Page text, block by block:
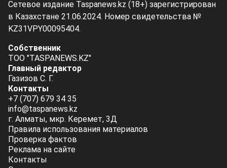
Сетевое издание Taspanews.kz (18+) зарегистрирован
в Казахстане 21.06.2024. Номер свидетельства №
KZ31VPY00095404.
Собственник
ТОО "TASPANEWS.KZ"
Главный редактор
Газизов С. Г.
Контакты
+7 (707) 679 34 35
info@taspanews.kz
г. Алматы, мкр. Керемет, 3Д
Правила использования материалов
Проверка фактов
Реклама на сайте
Контакты